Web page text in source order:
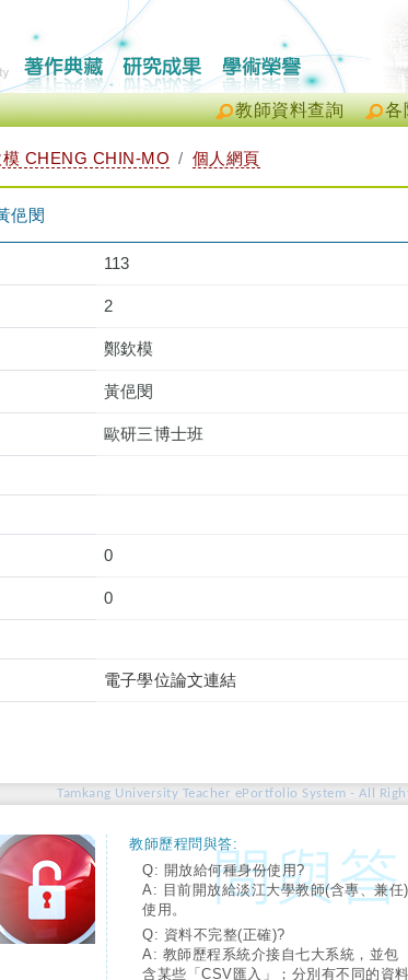
各
教師資料查詢
模 CHENG CHIN-MO 個人網頁
俋閔
113
2
鄭欽模
黃俋閔
歐研三博士班
0
0
電子學位論文連結
Tamkang University Teacher ePortfolio System - All
教師歷程問與答:
Q: 開放給何種身份使用?
A: 目前開放給淡江大學教師(含專、兼任)
使用。
Q: 資料不完整(正確)?
A: 教師歷程系統介接自七大系統，並包
含某些「CSV匯入」；分別有不同的資料